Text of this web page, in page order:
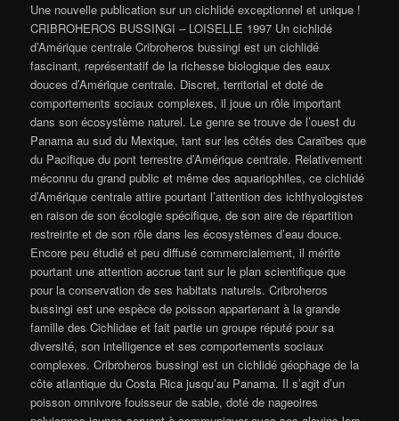
Une nouvelle publication sur un cichlidé exceptionnel et unique !
CRIBROHEROS BUSSINGI – LOISELLE 1997 Un cichlidé
d’Amérique centrale Cribroheros bussingi est un cichlidé
fascinant, représentatif de la richesse biologique des eaux
douces d’Amérique centrale. Discret, territorial et doté de
comportements sociaux complexes, il joue un rôle important
dans son écosystème naturel. Le genre se trouve de l’ouest du
Panama au sud du Mexique, tant sur les côtés des Caraïbes que
du Pacifique du pont terrestre d’Amérique centrale. Relativement
méconnu du grand public et même des aquariophiles, ce cichlidé
d’Amérique centrale attire pourtant l’attention des ichthyologistes
en raison de son écologie spécifique, de son aire de répartition
restreinte et de son rôle dans les écosystèmes d’eau douce.
Encore peu étudié et peu diffusé commercialement, il mérite
pourtant une attention accrue tant sur le plan scientifique que
pour la conservation de ses habitats naturels. Cribroheros
bussingi est une espèce de poisson appartenant à la grande
famille des Cichlidae et fait partie un groupe réputé pour sa
diversité, son intelligence et ses comportements sociaux
complexes. Cribroheros bussingi est un cichlidé géophage de la
côte atlantique du Costa Rica jusqu’au Panama. Il s’agit d’un
poisson omnivore fouisseur de sable, doté de nageoires